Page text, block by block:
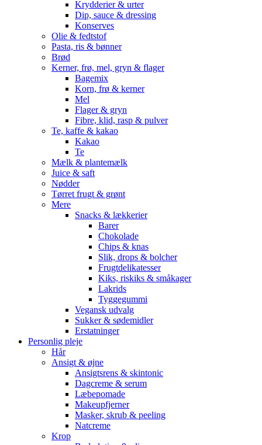
Krydderier & urter
Dip, sauce & dressing
Konserves
Olie & fedtstof
Pasta, ris & bønner
Brød
Kerner, frø, mel, gryn & flager
Bagemix
Korn, frø & kerner
Mel
Flager & gryn
Fibre, klid, rasp & pulver
Te, kaffe & kakao
Kakao
Te
Mælk & plantemælk
Juice & saft
Nødder
Tørret frugt & grønt
Mere
Snacks & lækkerier
Barer
Chokolade
Chips & knas
Slik, drops & bolcher
Frugtdelikatesser
Kiks, riskiks & småkager
Lakrids
Tyggegummi
Vegansk udvalg
Sukker & sødemidler
Erstatninger
Personlig pleje
Hår
Ansigt & øjne
Ansigtsrens & skintonic
Dagcreme & serum
Læbepomade
Makeupfjerner
Masker, skrub & peeling
Natcreme
Krop